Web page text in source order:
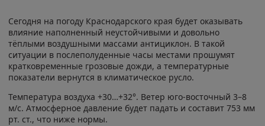
Сегодня на погоду Краснодарского края будет оказывать
влияние наполненный неустойчивыми и довольно
тёплыми воздушными массами антициклон. В такой
ситуации в послеполуденные часы местами прошумят
кратковременные грозовые дожди, а температурные
показатели вернутся в климатическое русло.
Температура воздуха +30…+32°. Ветер юго-восточный 3–8
м/с. Атмосферное давление будет падать и составит 753 мм
рт. ст., что ниже нормы.